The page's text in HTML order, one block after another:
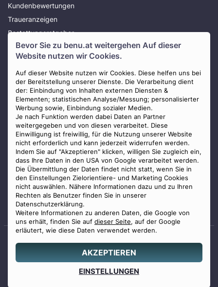
Bevor Sie zu benu.at weitergehen Auf dieser
Website nutzen wir Cookies.
Auf dieser Website nutzen wir Cookies. Diese helfen uns bei
der Bereitstellung unserer Dienste. Die Verarbeitung dient
der: Einbindung von Inhalten externen Diensten &
Elementen; statistischen Analyse/Messung; personalisierter
Werbung sowie, Einbindung sozialer Medien.
Je nach Funktion werden dabei Daten an Partner
weitergegeben und von diesen verarbeitet. Diese
Einwilligung ist freiwillig, für die Nutzung unserer Website
nicht erforderlich und kann jederzeit widerrufen werden.
Indem Sie auf "Akzeptieren" klicken, willigen Sie zugleich ein,
dass Ihre Daten in den USA von Google verarbeitet werden.
Die Übermittlung der Daten findet nicht statt, wenn Sie in
den Einstellungen Zielorientiere- und Marketing Cookies
nicht auswählen. Nähere Informationen dazu und zu Ihren
Rechten als Benutzer finden Sie in unserer
Datenschutzerklärung.
Weitere Informationen zu anderen Daten, die Google von
uns erhält, finden Sie auf dieser Seite, auf der Google
erläutert, wie diese Daten verwendet werden.
AKZEPTIEREN
EINSTELLUNGEN
0800 88 44 04
erstellen
Kundenbewertungen
Traueranzeigen
Bestattungsratgeber
Über uns
Presse
AGB
Impressum
Datenschutz
Widerrufsbelehrung
Zahlungsmöglichkeiten
Staatlich geprüfter
© 2026 Benu GmbH. Alle Rechte vorbehalten.